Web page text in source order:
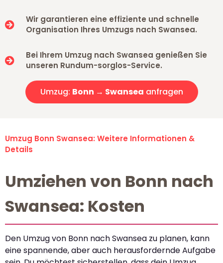
Wir garantieren eine effiziente und schnelle
Organisation Ihres Umzugs nach Swansea.
Bei Ihrem Umzug nach Swansea genießen Sie
unseren Rundum-sorglos-Service.
Umzug: Bonn → Swansea anfragen
Umzug Bonn Swansea: Weitere Informationen &
Details
Umziehen von Bonn nach
Swansea: Kosten
Den Umzug von Bonn nach Swansea zu planen, kann
eine spannende, aber auch herausfordernde Aufgabe